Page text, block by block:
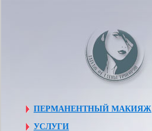
ПЕРМАНЕНТНЫЙ МАКИЯЖ
УСЛУГИ